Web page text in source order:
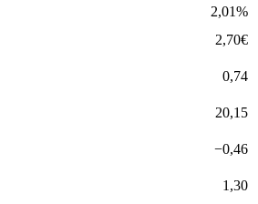
2,01%
2,70€
0,74
20,15
−0,46
1,30